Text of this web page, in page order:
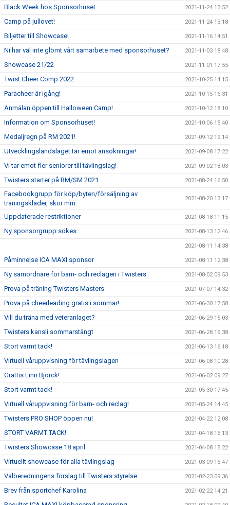
Black Week hos Sponsorhuset. 2021-11-24 13:52
Camp på jullovet! 2021-11-24 13:18
Biljetter till Showcase! 2021-11-16 14:51
Ni har väl inte glömt vårt samarbete med sponsorhuset? 2021-11-03 18:48
Showcase 21/22 2021-11-01 17:55
Twist Cheer Comp 2022 2021-10-25 14:15
Paracheer är igång! 2021-10-15 16:31
Anmälan öppen till Halloween Camp! 2021-10-12 18:10
Information om Sponsorhuset! 2021-10-06 15:40
Medaljregn på RM 2021! 2021-09-12 19:14
Utvecklingslandslaget tar emot ansökningar! 2021-09-08 17:22
Vi tar emot fler seniorer till tävlingslag! 2021-09-02 18:03
Twisters starter på RM/SM 2021 2021-08-24 16:50
Facebookgrupp för köp/byten/försäljning av
träningskläder, skor mm.
2021-08-20 13:17
Uppdaterade restriktioner 2021-08-18 11:15
Ny sponsorgrupp sökes 2021-08-13 12:46
2021-08-11 14:38
Påminnelse ICA MAXI sponsor 2021-08-11 12:38
Ny samordnare för barn- och reclagen i Twisters 2021-08-02 09:53
Prova på träning Twisters Masters 2021-07-07 14:32
Prova på cheerleading gratis i sommar! 2021-06-30 17:58
Vill du träna med veteranlaget? 2021-06-29 15:03
Twisters kansli sommarstängt 2021-06-28 19:38
Stort varmt tack! 2021-06-13 16:18
Virtuell våruppvisning för tävlingslagen 2021-06-08 10:28
Grattis Linn Björck! 2021-06-02 09:27
Stort varmt tack! 2021-05-30 17:45
Virtuell våruppvisning för barn- och reclag! 2021-05-24 14:45
Twisters PRO SHOP öppen nu! 2021-04-22 12:08
STORT VARMT TACK! 2021-04-18 15:13
Twisters Showcase 18 april 2021-04-08 15:22
Virtuellt showcase för alla tävlingslag 2021-03-09 15:47
Valberedningens förslag till Twisters styrelse 2021-02-23 09:36
Brev från sportchef Karolina 2021-02-22 14:21